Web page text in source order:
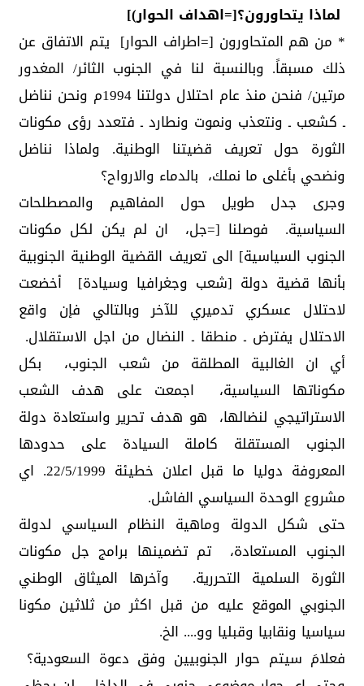
لماذا يتحاورون؟[=اهداف الحوار)]
* من هم المتحاورون [=اطراف الحوار] يتم الاتفاق عن
ذلك مسبقاً. وبالنسبة لنا في الجنوب الثائر/ المغدور
مرتين/ فنحن منذ عام احتلال دولتنا 1994م ونحن نناضل
ـ كشعب ـ ونتعذب ونموت ونطارد ـ فتعدد رؤى مكونات
الثورة حول تعريف قضيتنا الوطنية. ولماذا نناضل
ونضحي بأغلى ما نملك، بالدماء والارواح؟
وجرى جدل طويل حول المفاهيم والمصطلحات
السياسية. فوصلنا [=جل، ان لم يكن لكل مكونات
الجنوب السياسية] الى تعريف القضية الوطنية الجنوبية
بأنها قضية دولة [شعب وجغرافيا وسيادة] أخضعت
لاحتلال عسكري تدميري للآخر وبالتالي فإن واقع
الاحتلال يفترض ـ منطقا ـ النضال من اجل الاستقلال.
أي ان الغالبية المطلقة من شعب الجنوب، بكل
مكوناتها السياسية، اجمعت على هدف الشعب
الاستراتيجي لنضالها، هو هدف تحرير واستعادة دولة
الجنوب المستقلة كاملة السيادة على حدودها
المعروفة دوليا ما قبل اعلان خطيئة 22/5/1999. اي
مشروع الوحدة السياسي الفاشل.
حتى شكل الدولة وماهية النظام السياسي لدولة
الجنوب المستعادة، تم تضمينها برامج جل مكونات
الثورة السلمية التحررية. وآخرها الميثاق الوطني
الجنوبي الموقع عليه من قبل اكثر من ثلاثين مكونا
سياسيا ونقابيا وقبليا وو.... الخ.
فعلامَ سيتم حوار الجنوبيين وفق دعوة السعودية؟